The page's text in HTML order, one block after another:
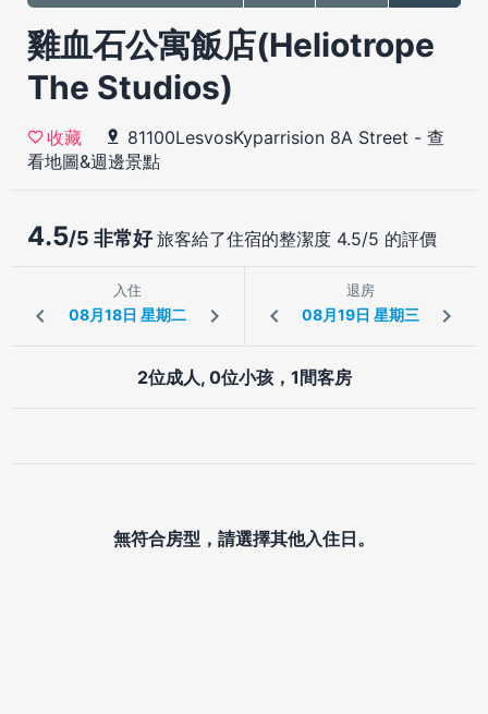
雞血石公寓飯店(Heliotrope
The Studios)
收藏 81100LesvosKyparrision 8A Street - 查
看地圖&週邊景點
4.5/5 非常好旅客給了住宿的整潔度 4.5/5 的評價
入住 退房
2位成人, 0位小孩，1間客房
無符合房型，請選擇其他入住日。